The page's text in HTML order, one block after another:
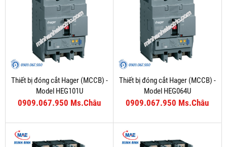
Thiết bị đóng cắt Hager (MCCB) -
Model HEG101U
0909.067.950 Ms.Châu
Thiết bị đóng cắt Hager (MCCB) -
Model HEG064U
0909.067.950 Ms.Châu